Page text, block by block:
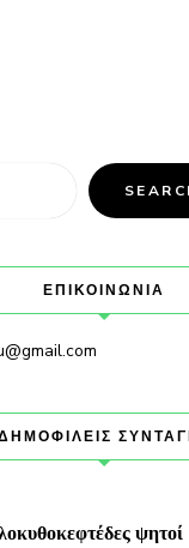
ΕΠΙΚΟΙΝΩΝΙΑ
ψητοί